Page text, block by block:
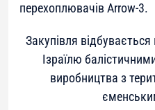
перехоплювачів Arrow-3.
Закупівля відбувається
Ізраїлю
виробництва з